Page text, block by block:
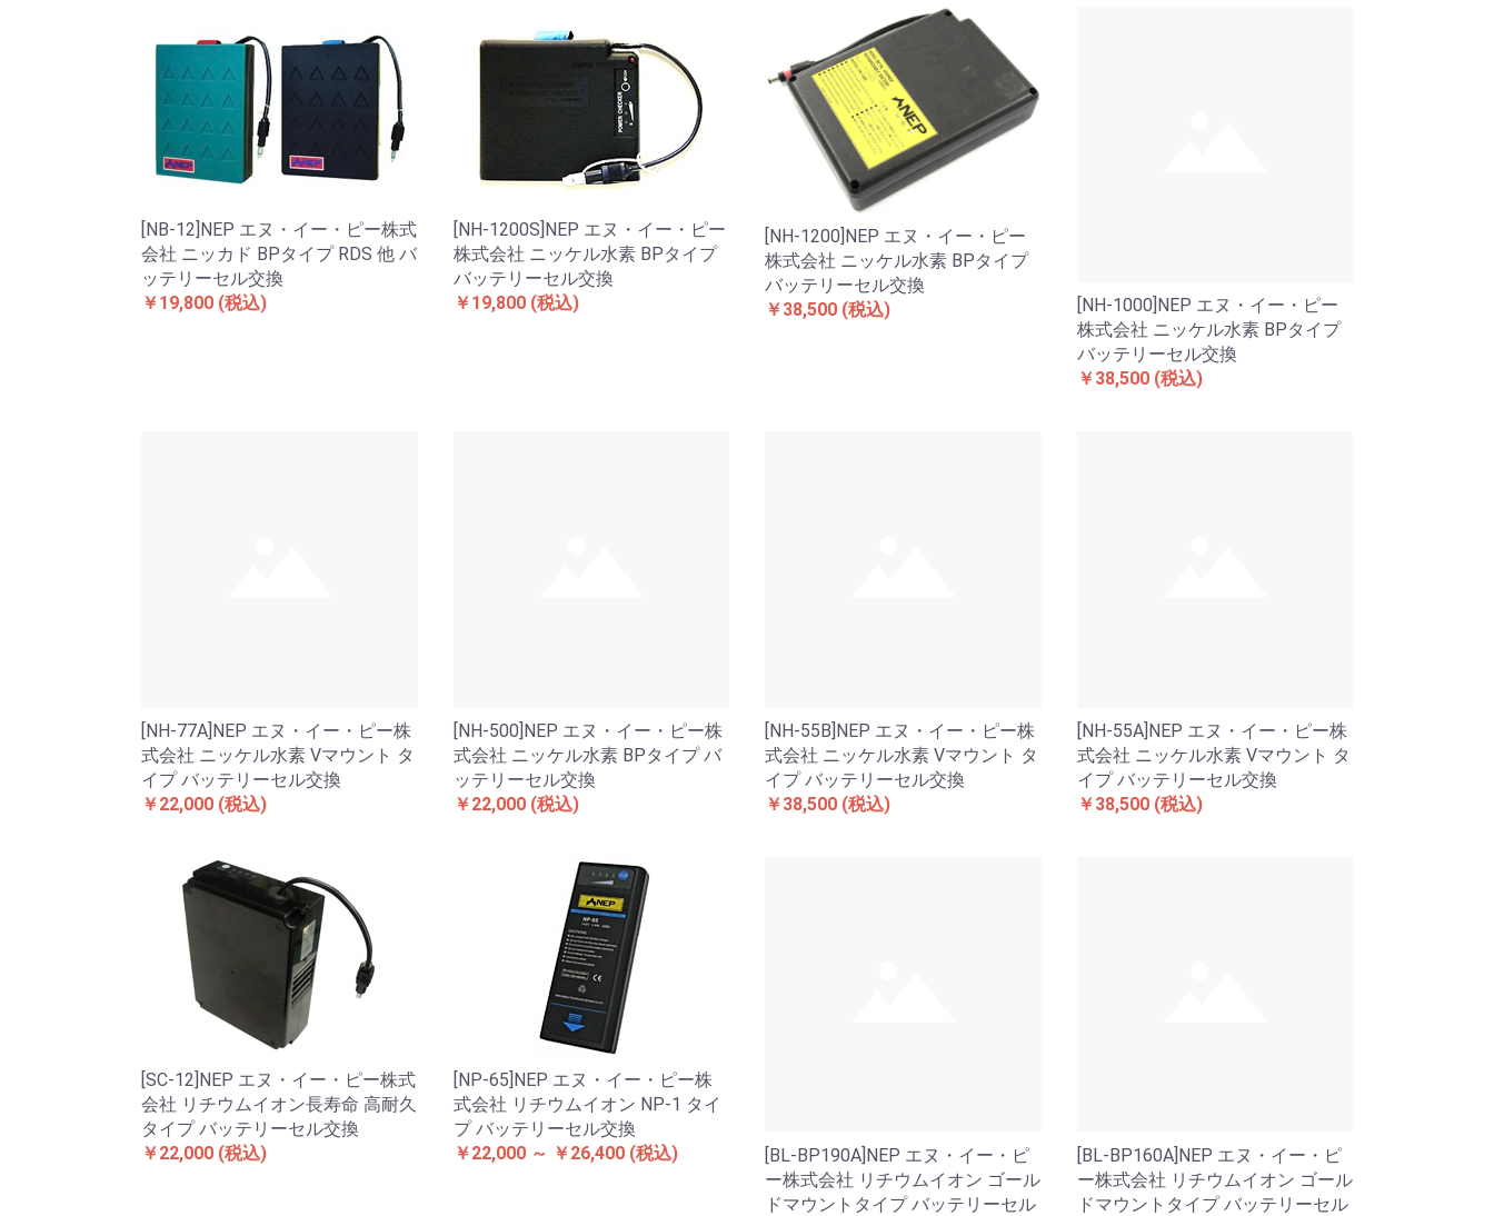
[NB-12]NEP エヌ・イー・ピー株式
会社 ニッカド BPタイプ RDS 他 バ
ッテリーセル交換
￥19,800 (税込)
[NH-1200S]NEP エヌ・イー・ピー
株式会社 ニッケル水素 BPタイプ
バッテリーセル交換
￥19,800 (税込)
[NH-1200]NEP エヌ・イー・ピー
株式会社 ニッケル水素 BPタイプ
バッテリーセル交換
￥38,500 (税込)
[NH-1000]NEP エヌ・イー・ピー
株式会社 ニッケル水素 BPタイプ
バッテリーセル交換
￥38,500 (税込)
[NH-77A]NEP エヌ・イー・ピー株
式会社 ニッケル水素 Vマウント タ
イプ バッテリーセル交換
￥22,000 (税込)
[NH-500]NEP エヌ・イー・ピー株
式会社 ニッケル水素 BPタイプ バ
ッテリーセル交換
￥22,000 (税込)
[NH-55B]NEP エヌ・イー・ピー株
式会社 ニッケル水素 Vマウント タ
イプ バッテリーセル交換
￥38,500 (税込)
[NH-55A]NEP エヌ・イー・ピー株
式会社 ニッケル水素 Vマウント タ
イプ バッテリーセル交換
￥38,500 (税込)
[SC-12]NEP エヌ・イー・ピー株式
会社 リチウムイオン長寿命 高耐久
タイプ バッテリーセル交換
￥22,000 (税込)
[NP-65]NEP エヌ・イー・ピー株
式会社 リチウムイオン NP-1 タイ
プ バッテリーセル交換
￥22,000 ～ ￥26,400 (税込)
[BL-BP190A]NEP エヌ・イー・ピ
ー株式会社 リチウムイオン ゴール
ドマウントタイプ バッテリーセル
[BL-BP160A]NEP エヌ・イー・ピ
ー株式会社 リチウムイオン ゴール
ドマウントタイプ バッテリーセル